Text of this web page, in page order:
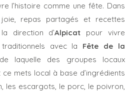
l’histoire comme une fête. Dans
repas partagés et recettes
direction d’Alpicat pour vivre
avec la Fête de la
laquelle des groupes locaux
mets local à base d’ingrédients
les escargots, le porc, le poivron,